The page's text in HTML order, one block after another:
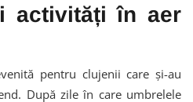
activități în aer
pentru clujenii care și-au
După zile în care umbrelele